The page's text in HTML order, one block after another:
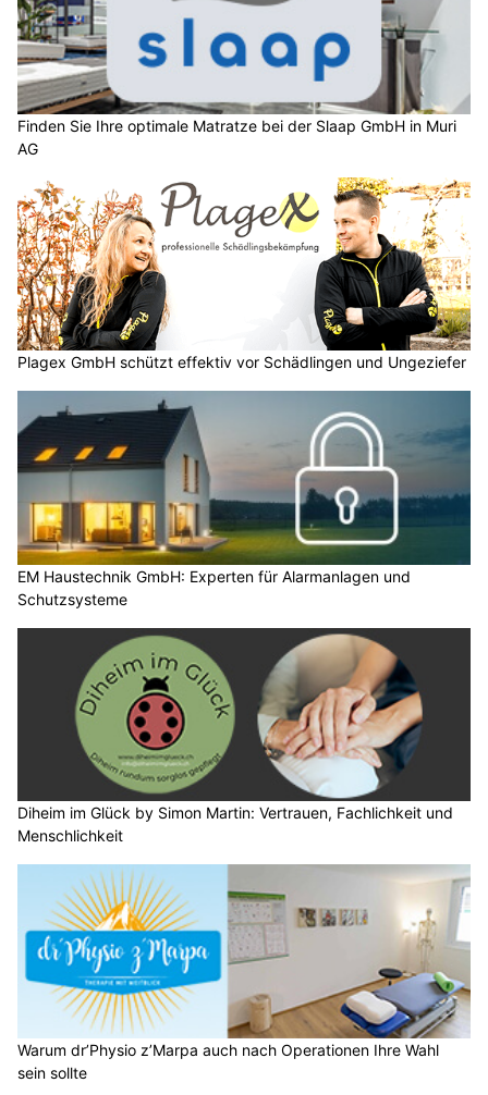
Finden Sie Ihre optimale Matratze bei der Slaap GmbH in Muri
AG
Plagex GmbH schützt effektiv vor Schädlingen und Ungeziefer
EM Haustechnik GmbH: Experten für Alarmanlagen und
Schutzsysteme
Diheim im Glück by Simon Martin: Vertrauen, Fachlichkeit und
Menschlichkeit
Warum dr’Physio z’Marpa auch nach Operationen Ihre Wahl
sein sollte